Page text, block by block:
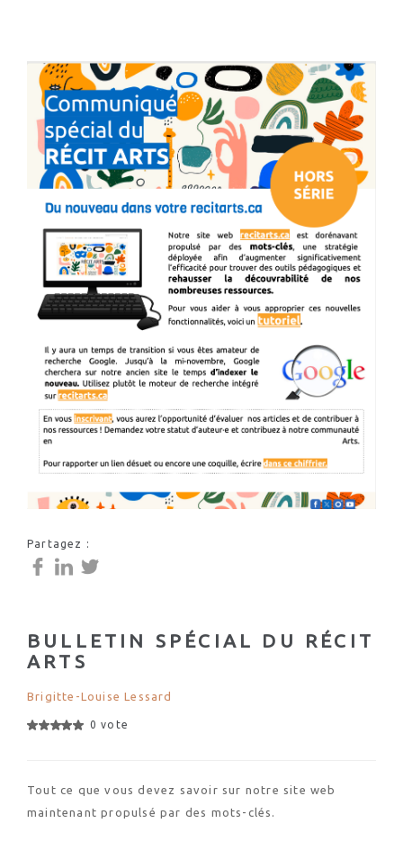
Partagez :
BULLETIN SPÉCIAL DU RÉCIT
ARTS
Brigitte-Louise Lessard
0 vote
Tout ce que vous devez savoir sur notre site web
maintenant propulsé par des mots-clés.